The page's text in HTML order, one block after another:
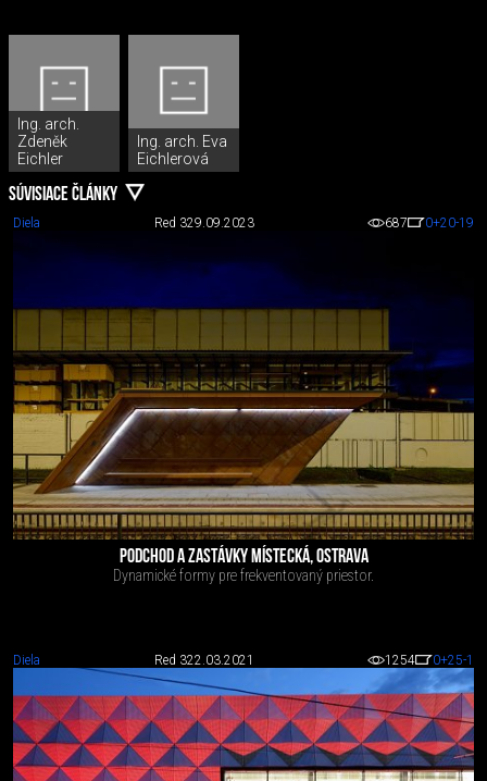
Ing. arch.
Zdeněk
Eichler
Ing. arch. Eva
Eichlerová
SÚVISIACE ČLÁNKY
Diela Red 329.09.2023 687 0+20-19
PODCHOD A ZASTÁVKY MÍSTECKÁ, OSTRAVA
Dynamické formy pre frekventovaný priestor.
Diela Red 322.03.2021 1254 0+25-1